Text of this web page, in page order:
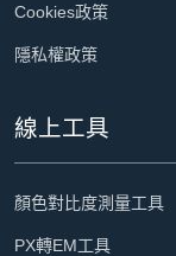
Cookies政策
隱私權政策
線上工具
顏色對比度測量工具
PX轉EM工具